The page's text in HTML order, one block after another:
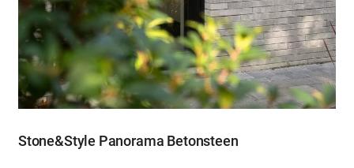
Stone&Style Panorama Betonsteen